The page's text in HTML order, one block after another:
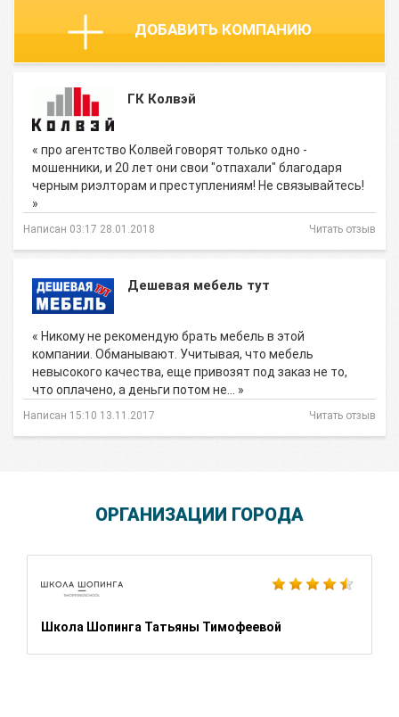
ДОБАВИТЬ КОМПАНИЮ
ГК Колвэй
« про агентство Колвей говорят только одно -
мошенники, и 20 лет они свои "отпахали" благодаря
черным риэлторам и преступлениям! Не связывайтесь!
»
Написан 03:17 28.01.2018 Читать отзыв
Дешевая мебель тут
« Никому не рекомендую брать мебель в этой
компании. Обманывают. Учитывая, что мебель
невысокого качества, еще привозят под заказ не то,
что оплачено, а деньги потом не… »
Написан 15:10 13.11.2017 Читать отзыв
ОРГАНИЗАЦИИ ГОРОДА
Школа Шопинга Татьяны Тимофеевой